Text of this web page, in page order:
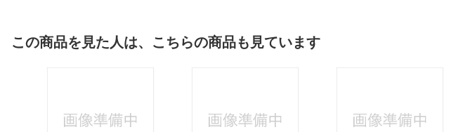
この商品を見た人は、こちらの商品も見ています